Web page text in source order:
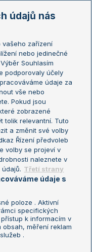
Open
soukromí
o zpracování osobních
údajů nás
vašeho zařízení
nebo jedinečné
Souhlasím
podporovaly účely
údaje za
vše nebo
Pokud jsou
zobrazené
tolik relevantní. Tuto
a změnit své volby
Řízení předvoleb
volby se projeví v
naleznete v
Třetí strany
údaje s
poloze . Aktivní
specifických
k informacím v
obsah, měření reklam
.